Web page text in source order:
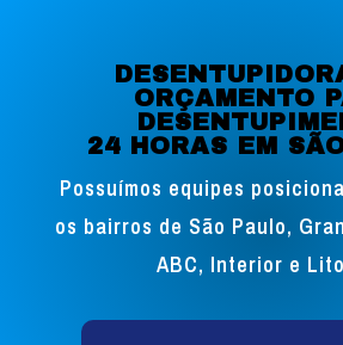
ORÇAMENTO
24 HORAS EM
Possuímos equipes
os bairros de São Paulo,
ABC, Interior e